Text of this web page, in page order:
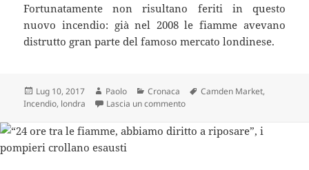
Fortunatamente non risultano feriti in questo
nuovo incendio: già nel 2008 le fiamme avevano
distrutto gran parte del famoso mercato londinese.
Scritto
il
Lug 10, 2017 Autore
Paolo Categorie
Cronaca Tag
Camden Market,
Incendio, londra Lascia un commentosu Un altro incendio: “Brucia